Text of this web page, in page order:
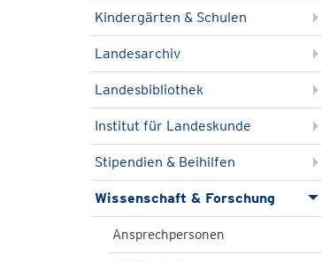
Kindergärten & Schulen
Landesarchiv
Landesbibliothek
Institut für Landeskunde
Stipendien & Beihilfen
Wissenschaft & Forschung
Ansprechpersonen